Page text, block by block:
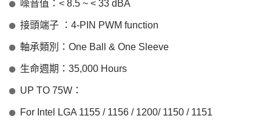
噪音值：< 8.5 ~ < 33 dBA
接頭端子 ：4-PIN PWM function
軸承類別：One Ball & One Sleeve
生命週期：35,000 Hours
UP TO 75W：
For Intel LGA 1155 / 1156 / 1200/ 1150 / 1151